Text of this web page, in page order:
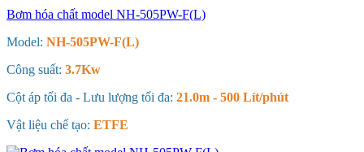
Bơm hóa chất model NH-505PW-F(L)
Model: NH-505PW-F(L)
Công suất: 3.7Kw
Cột áp tối đa - Lưu lượng tối đa: 21.0m - 500 Lít/phút
Vật liệu chế tạo: ETFE